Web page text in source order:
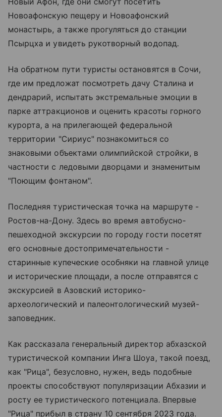
Новоафонскую пещеру и Новоафонский
монастырь, а также прогуляться до станции
Псырцха и увидеть рукотворный водопад.
На обратном пути туристы остановятся в Сочи,
где им предложат посмотреть дачу Сталина и
дендрарий, испытать экстремальные эмоции в
парке аттракционов и оценить красоты горного
курорта, а на прилегающей федеральной
территории "Сириус" познакомиться со
знаковыми объектами олимпийской стройки, в
частности с ледовыми дворцами и знаменитым
"Поющим фонтаном".
Последняя туристическая точка на маршруте -
Ростов-на-Дону. Здесь во время автобусно-
пешеходной экскурсии по городу гости посетят
его основные достопримечательности -
старинные купеческие особняки на главной улице
и исторические площади, а после отправятся с
экскурсией в Азовский историко-
археологический и палеонтологический музей-
заповедник.
Как рассказала генеральный директор абхазской
туристической компании Инга Шоуа, такой поезд,
как "Рица", безусловно, нужен, ведь подобные
проекты способствуют популяризации Абхазии и
росту ее туристического потенциала. Впервые
"Рица" прибыл в страну 10 сентября 2023 года.